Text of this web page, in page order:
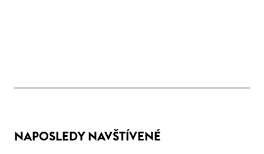
NAPOSLEDY NAVŠTÍVENÉ